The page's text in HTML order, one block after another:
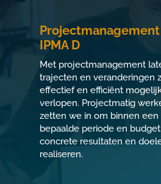
IPMA D
Met projectmanagement
trajecten en veranderingen
effectief en efficiënt
verlopen. Projectmatig
zetten we in om binnen een
bepaalde periode en budget
concrete resultaten en
realiseren.